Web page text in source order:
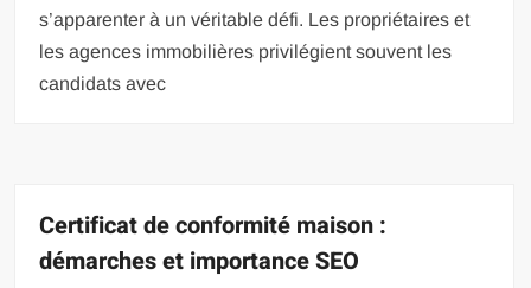
s’apparenter à un véritable défi. Les propriétaires et
les agences immobilières privilégient souvent les
candidats avec
Certificat de conformité maison :
démarches et importance SEO